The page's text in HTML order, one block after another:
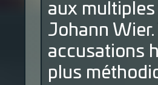
aux
Johann
accusations
plus